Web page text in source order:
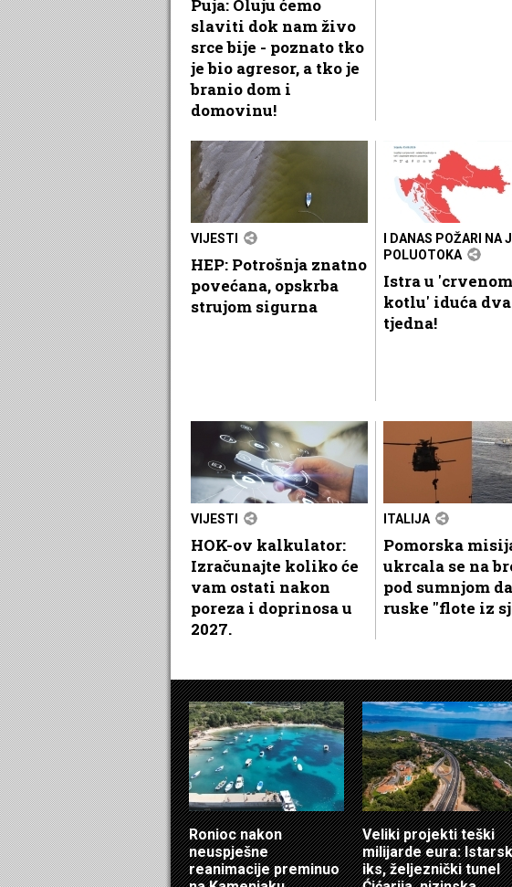
Puja: Oluju ćemo
slaviti dok nam živo
srce bije - poznato tko
je bio agresor, a tko je
branio dom i
domovinu!
VIJESTI
HEP: Potrošnja znatno
povećana, opskrba
strujom sigurna
I DANAS POŽARI NA
POLUOTOKA
Istra u 'crvenom
kotlu' iduća dva
tjedna!
VIJESTI
HOK-ov kalkulator:
Izračunajte koliko će
vam ostati nakon
poreza i doprinosa u
2027.
ITALIJA
Pomorska
ukrcala se na
pod sumnjom
ruske "flote iz
Ronioc nakon
neuspješne
reanimacije preminuo
Veliki projekti teški
milijarde eura:
iks, željeznički tunel